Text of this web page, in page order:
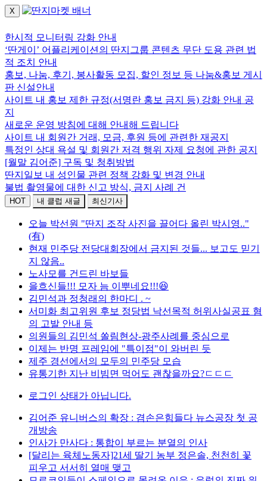
X
한시적 모니터링 강화 안내
‘딴게이’ 어플리케이션의 딴지그룹 콘텐츠 무단 도용 관련 법
적 조치 안내
홍보, 나눔, 후기, 봉사활동 모집, 할인 정보 등 나눔&홍보 게시
판 신설안내
사이트 내 홍보 제한 규정(서명란 홍보 금지 등) 강화 안내 공
지
새로운 운영 방침에 대해 안내해 드립니다
사이트 내 회원간 거래, 모금, 후원 등에 관련한 재공지
특정인 상대 욕설 및 회원간 저격 행위 자제 요청에 관한 공지
[월말 김어준] 구독 및 청취방법
딴지일보 내 성인물 관련 정책 강화 및 변경 안내
불법 촬영물에 대한 신고 방식, 금지 사례 건
HOT 내 클럽 새글 최신기사
오늘 박선원 "딴지 조작 사진을 끌어다 올린 박시영.."
(有)
현재 민주당 전당대회장에서 금지된 것들... 보고도 믿기
지 않음..
노사모를 건드린 바보들
을흐신들!!! 모자 늠 이뿌네요!!!😆
김민석과 정청래의 한마디 . ~
서미화 최고위원 후보 정당법 낙선목적 허위사실공표 혐
의 고발 안내 등
의원들의 김민석 쏠림현상-광주사례를 중심으로
이제는 반명 프레임에 "특이점"이 와버린 듯
제주 경선에서의 모두의 민주당 모습
유통기한 지난 비빔면 먹어도 괜찮을까요?ㄷㄷㄷ
로그인 상태가 아닙니다.
김어준 유니버스의 확장 : 겸손은힘들다 뉴스공장 첫 공
개방송
인사가 만사다 : 통합이 부르는 분열의 인사
[달리는 육체노동자]21세 딸기 농부 정은솔, 천천히 꽃
피우고 서서히 열매 맺고